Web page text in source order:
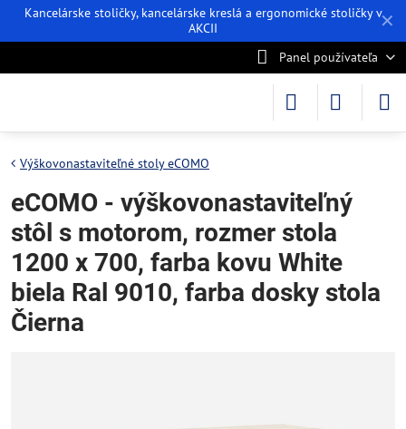
✕
Kancelárske stoličky, kancelárske kreslá a ergonomické stoličky v
AKCII
Panel používateľa
Výškovonastaviteľné stoly eCOMO
eCOMO - výškovonastaviteľný
stôl s motorom, rozmer stola
1200 x 700, farba kovu White
biela Ral 9010, farba dosky stola
Čierna